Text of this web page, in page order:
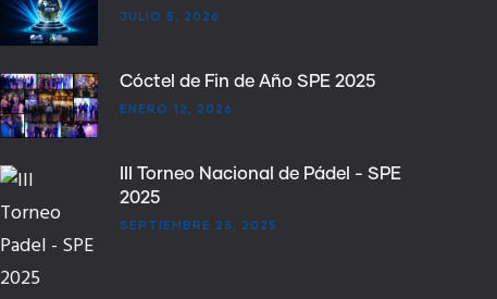
JULIO 5, 2026
Cóctel de Fin de Año SPE 2025
ENERO 12, 2026
III Torneo Nacional de Pádel - SPE
2025
SEPTIEMBRE 25, 2025